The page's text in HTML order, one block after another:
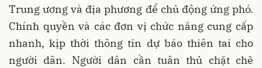
Trung ương và địa phương để chủ động ứng phó.
Chính quyền và các đơn vị chức năng cung cấp
nhanh, kịp thời thông tin dự báo thiên tai cho
người dân. Người dân cần tuân thủ chặt chẽ